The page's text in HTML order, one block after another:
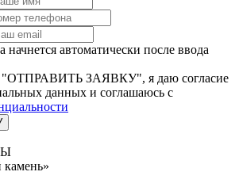
начнется автоматически после ввода
"ОТПРАВИТЬ ЗАЯВКУ", я даю согласие
данных и соглашаюсь c